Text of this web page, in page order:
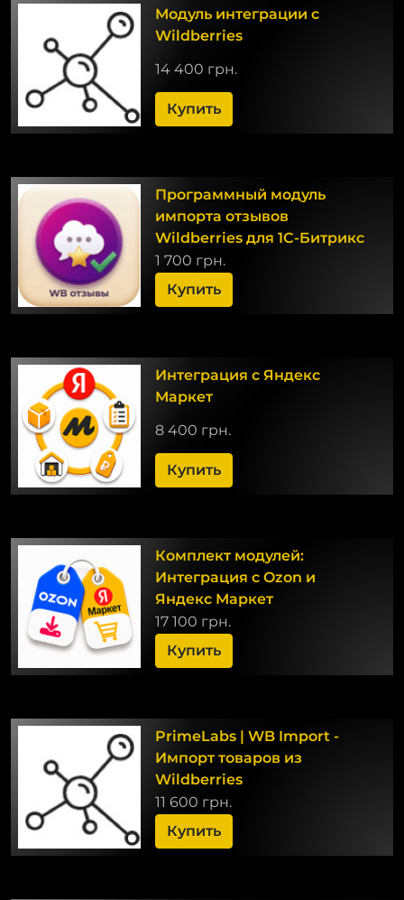
Модуль интеграции с
Wildberries
14 400 грн.
Купить
Программный модуль
импорта отзывов
Wildberries для 1С-Битрикс
1 700 грн.
Купить
Интеграция с Яндекс
Маркет
8 400 грн.
Купить
Комплект модулей:
Интеграция с Ozon и
Яндекс Маркет
17 100 грн.
Купить
PrimeLabs | WB Import -
Импорт товаров из
Wildberries
11 600 грн.
Купить